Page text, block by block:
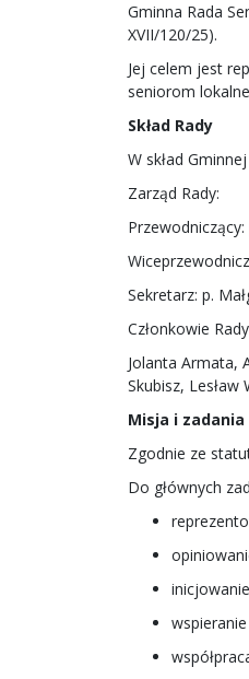
Gminna Rada
XVII/120/25).
Jej celem jest
seniorom
Skład Rady
W skład
Zarząd Rady:
Przewodniczący:
Sekretarz: p.
Członkowie
Jolanta Armata,
Skubisz,
Misja i zadania
Zgodnie ze
Do głównych